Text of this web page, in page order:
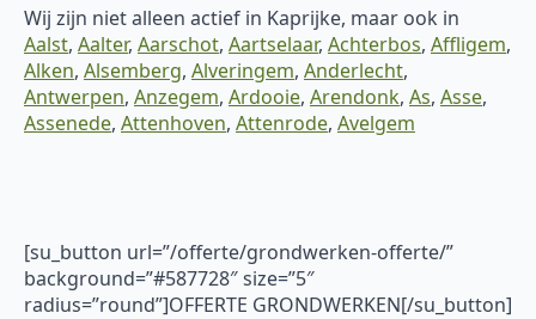
Wij zijn niet alleen actief in Kaprijke, maar ook in
Aalst, Aalter, Aarschot, Aartselaar, Achterbos, Affligem,
Alken, Alsemberg, Alveringem, Anderlecht,
Antwerpen, Anzegem, Ardooie, Arendonk, As, Asse,
Assenede, Attenhoven, Attenrode, Avelgem
[su_button url=”/offerte/grondwerken-offerte/”
background=”#587728″ size=”5″
radius=”round”]OFFERTE GRONDWERKEN[/su_button]